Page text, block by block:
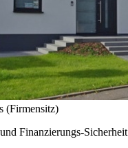
(Firmensitz)
Finanzierungs-Sicherheit